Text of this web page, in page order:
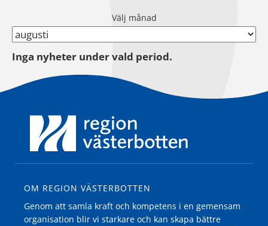
Välj månad
Inga nyheter under vald period.
OM REGION VÄSTERBOTTEN
Genom att samla kraft och kompetens i en gemensam
organisation blir vi starkare och kan skapa bättre